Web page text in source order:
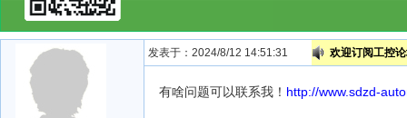
发表于：2024/8/12 14:51:31 欢迎订阅工控
有啥问题可以联系我！ http://www.sdzd-